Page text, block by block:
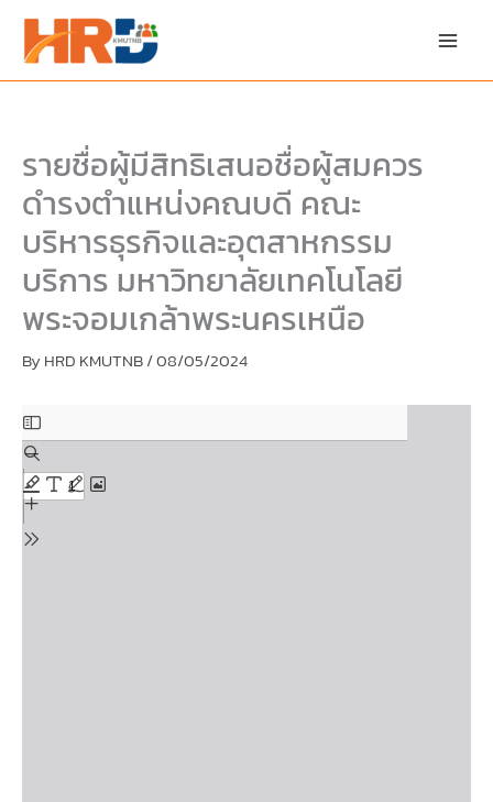
content
รายชื่อผู้มีสิทธิเสนอชื่อผู้สมควร
ดำรงตำแหน่งคณบดี คณะ
บริหารธุรกิจและอุตสาหกรรม
บริการ มหาวิทยาลัยเทคโนโลยี
พระจอมเกล้าพระนครเหนือ
By HRD KMUTNB/08/05/2024
PDF